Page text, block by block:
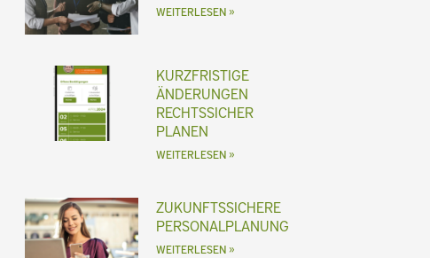
WEITERLESEN »
KURZFRISTIGE
ÄNDERUNGEN
RECHTSSICHER
PLANEN
WEITERLESEN »
ZUKUNFTSSICHERE
PERSONALPLANUNG
WEITERLESEN »